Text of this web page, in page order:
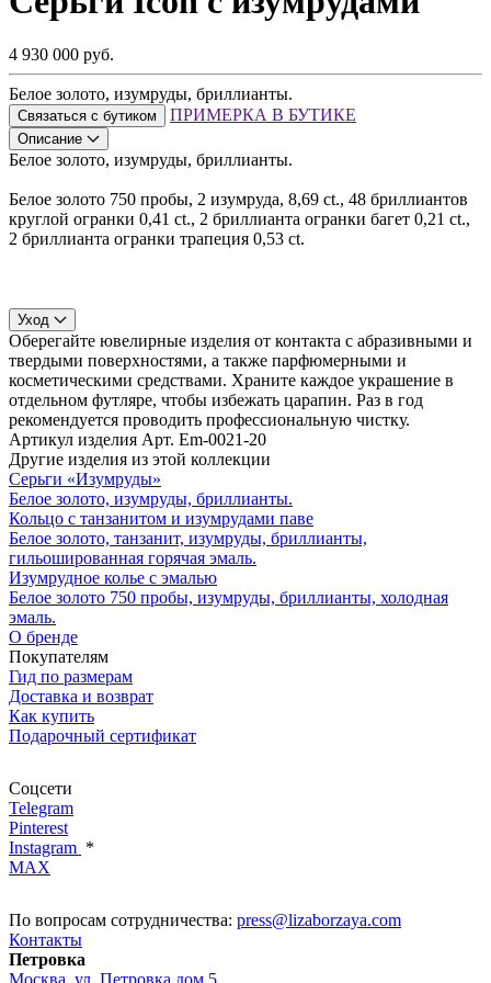
4 930 000 руб.
Белое золото, изумруды, бриллианты.
Связаться с бутиком ПРИМЕРКА В БУТИКЕ
Описание
Белое золото, изумруды, бриллианты.
Белое золото 750 пробы, 2 изумруда, 8,69 ct., 48 бриллиантов
круглой огранки 0,41 ct., 2 бриллианта огранки багет 0,21 ct.,
2 бриллианта огранки трапеция 0,53 ct.
Уход
Оберегайте ювелирные изделия от контакта с абразивными и
твердыми поверхностями, а также парфюмерными и
косметическими средствами. Храните каждое украшение в
отдельном футляре, чтобы избежать царапин. Раз в год
рекомендуется проводить профессиональную чистку.
Артикул изделия Арт. Em-0021-20
Другие изделия из этой коллекции
Серьги «Изумруды»
Белое золото, изумруды, бриллианты.
Кольцо с танзанитом и изумрудами паве
Белое золото, танзанит, изумруды, бриллианты,
гильошированная горячая эмаль.
Изумрудное колье с эмалью
Белое золото 750 пробы, изумруды, бриллианты, холодная
эмаль.
О бренде
Покупателям
Гид по размерам
Доставка и возврат
Как купить
Подарочный сертификат
Соцсети
Telegram
Pinterest
Instagram *
MAX
По вопросам сотрудничества: press@lizaborzaya.com
Контакты
Петровка